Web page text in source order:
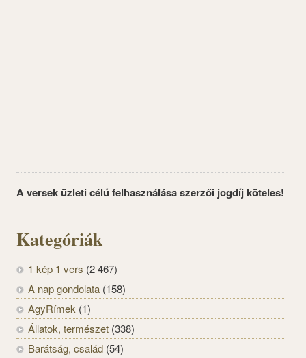
A versek üzleti célú felhasználása szerzői jogdíj köteles!
Kategóriák
1 kép 1 vers (2 467)
A nap gondolata (158)
AgyRímek (1)
Állatok, természet (338)
Barátság, család (54)